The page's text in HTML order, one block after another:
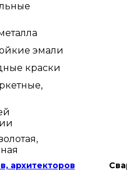
эмали
краски
архитекторов